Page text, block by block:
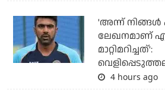
'അന്ന്
ലേഖനമാണ്
മാറ്റിമറിച്ചത്':
4 hours ago